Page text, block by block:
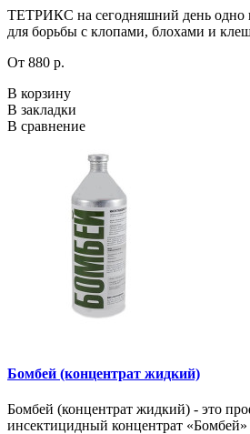
ТЕТРИКС на сегодняшний день одно
для борьбы с клопами, блохами и
От 880 р.
В корзину
В закладки
В сравнение
Бомбей (концентрат жидкий)
Бомбей (концентрат жидкий) - это
инсектицидный концентрат «Бомбей»